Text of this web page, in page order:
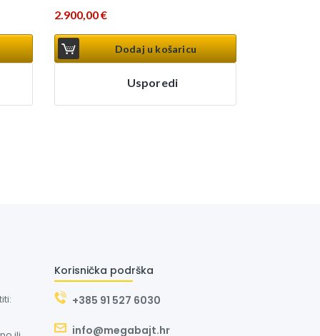
2.900,00€
Dodaj u košaricu
Usporedi
Korisnička podrška
+385 91 527 6030
info@megabajt.hr